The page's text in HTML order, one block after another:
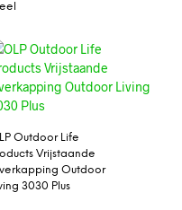
Outdoor Life
Vrijstaande
Outdoor
3030 Plus